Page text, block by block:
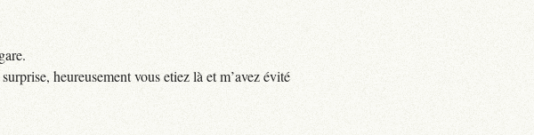
heureusement vous etiez là et m’avez évité